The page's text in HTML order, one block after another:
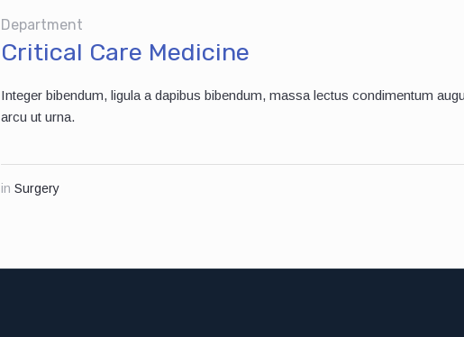
Department
Critical Care Medicine
Integer bibendum, ligula a dapibus bibendum, massa lectus condimentum
arcu ut urna.
inSurgery